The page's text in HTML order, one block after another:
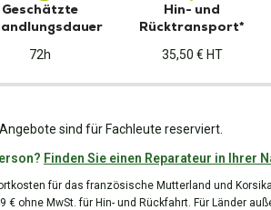
Geschätzte
72h
Hin- und
Rücktransport*
35,50 € HT
sind für Fachleute reserviert.
Finden Sie einen Reparateur in Ihrer
für das französische Mutterland und
€ ohne MwSt. für Hin- und Rückfahrt. Für Länder